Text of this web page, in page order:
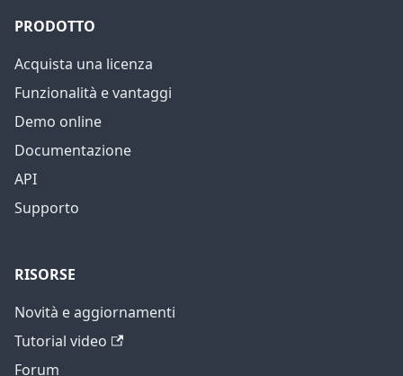
PRODOTTO
Acquista una licenza
Funzionalità e vantaggi
Demo online
Documentazione
API
Supporto
RISORSE
Novità e aggiornamenti
Tutorial video
Forum